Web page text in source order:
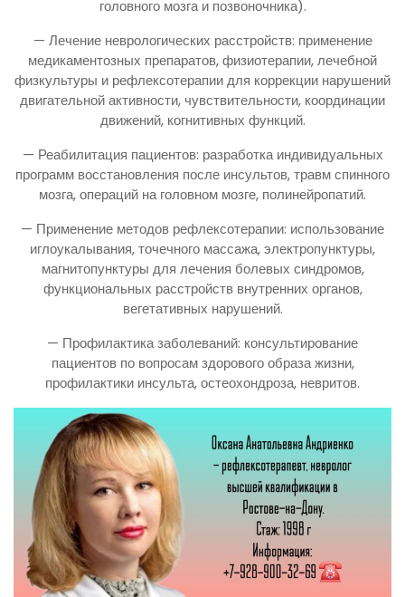
головного мозга и позвоночника).
— Лечение неврологических расстройств: применение
медикаментозных препаратов, физиотерапии, лечебной
физкультуры и рефлексотерапии для коррекции нарушений
двигательной активности, чувствительности, координации
движений, когнитивных функций.
— Реабилитация пациентов: разработка индивидуальных
программ восстановления после инсультов, травм спинного
мозга, операций на головном мозге, полинейропатий.
— Применение методов рефлексотерапии: использование
иглоукалывания, точечного массажа, электропунктуры,
магнитопунктуры для лечения болевых синдромов,
функциональных расстройств внутренних органов,
вегетативных нарушений.
— Профилактика заболеваний: консультирование
пациентов по вопросам здорового образа жизни,
профилактики инсульта, остеохондроза, невритов.